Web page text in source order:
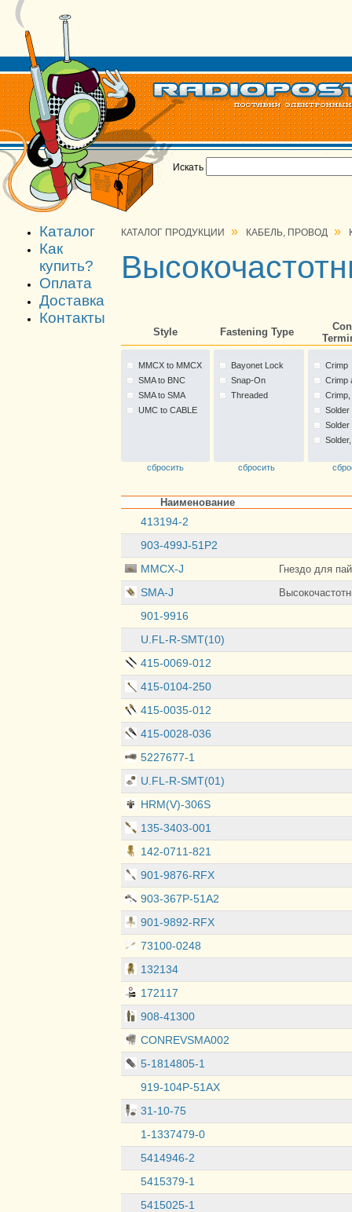
Искать
Каталог
Как
купить?
Оплата
Доставка
Контакты
КАТАЛОГ ПРОДУКЦИИ » КАБЕЛЬ, ПРОВОД »
Style Fastening Type
MMCX to MMCX
SMA to BNC
SMA to SMA
UMC to CABLE
Bayonet Lock
Snap-On
Threaded
Crimp
Crimp
Crimp,
Solder
Solder
сбросить сбросить
Наименование
413194-2
903-499J-51P2
MMCX-J
Гнездо для
SMA-J
901-9916
U.FL-R-SMT(10)
415-0069-012
415-0104-250
415-0035-012
415-0028-036
5227677-1
U.FL-R-SMT(01)
HRM(V)-306S
135-3403-001
142-0711-821
901-9876-RFX
903-367P-51A2
901-9892-RFX
73100-0248
132134
172117
908-41300
CONREVSMA002
5-1814805-1
919-104P-51AX
31-10-75
1-1337479-0
5414946-2
5415379-1
5415025-1